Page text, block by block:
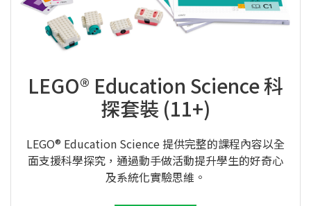
LEGO® Education Science 科
探套裝 (11+)
LEGO® Education Science 提供完整的課程內容以全
面支援科學探究，通過動手做活動提升學生的好奇心
及系統化實驗思維。